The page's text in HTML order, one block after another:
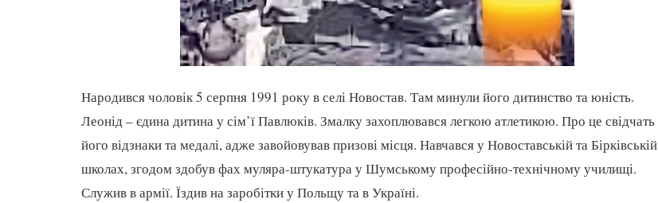
Народився чоловік 5 серпня 1991 року в селі Новостав. Там минули його дитинство та юність.
Леонід – єдина дитина у сім’ї Павлюків. Змалку захоплювався легкою атлетикою. Про це свідчать
його відзнаки та медалі, адже завойовував призові місця. Навчався у Новоставській та Бірківській
школах, згодом здобув фах муляра-штукатура у Шумському професійно-технічному училищі.
Служив в армії. Їздив на заробітки у Польщу та в Україні.